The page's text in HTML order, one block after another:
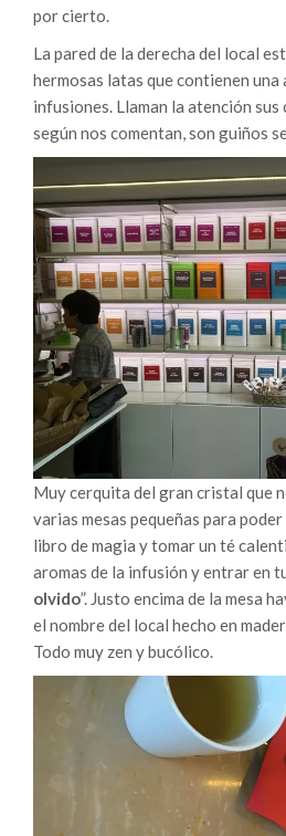
por cierto.
La pared de la derecha del local
hermosas latas que contienen una
infusiones. Llaman la atención sus
según nos comentan, son guiños
Muy cerquita del gran cristal que
varias mesas pequeñas para
libro de magia y tomar un té
aromas de la infusión y entrar en
olvido”. Justo encima de la mesa
el nombre del local hecho en
Todo muy zen y bucólico.